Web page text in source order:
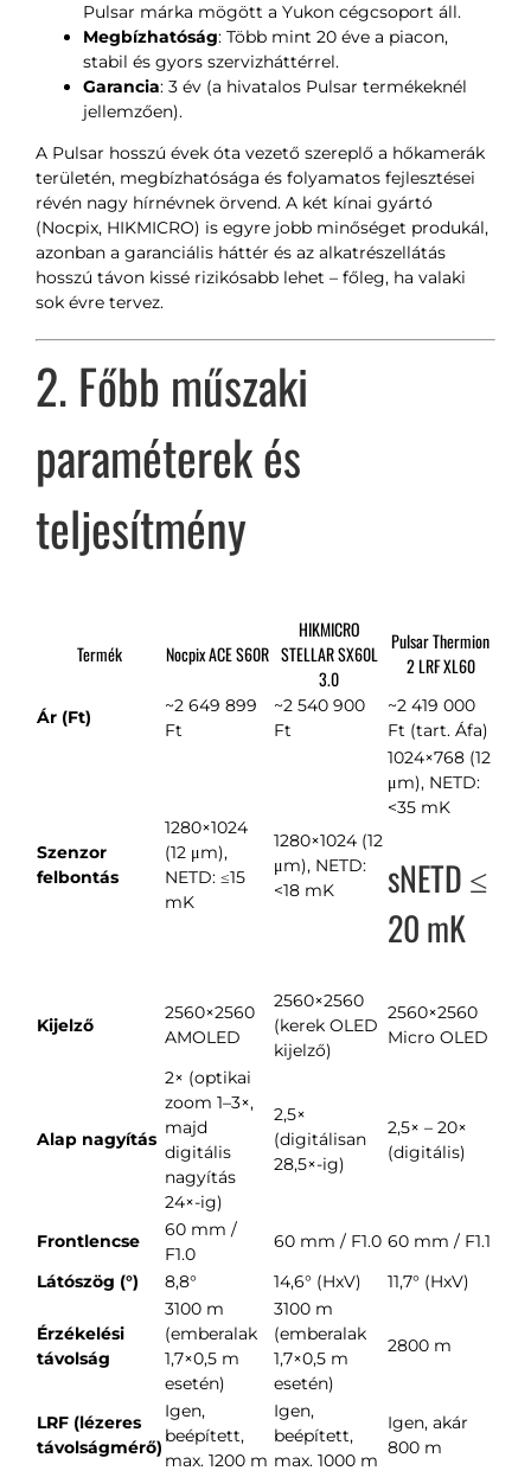
Pulsar márka mögött a Yukon cégcsoport áll.
Megbízhatóság: Több mint 20 éve a piacon,
stabil és gyors szervizháttérrel.
Garancia: 3 év (a hivatalos Pulsar termékeknél
jellemzően).
A Pulsar hosszú évek óta vezető szereplő a hőkamerák
területén, megbízhatósága és folyamatos fejlesztései
révén nagy hírnévnek örvend. A két kínai gyártó
(Nocpix, HIKMICRO) is egyre jobb minőséget produkál,
azonban a garanciális háttér és az alkatrészellátás
hosszú távon kissé rizikósabb lehet – főleg, ha valaki
sok évre tervez.
2. Főbb műszaki
paraméterek és
teljesítmény
Termék Nocpix ACE S60R
HIKMICRO
STELLAR SX60L
3.0
Pulsar Thermion
2 LRF XL60
Ár (Ft)
~2 649 899
Ft
~2 540 900
Ft
~2 419 000
Ft (tart. Áfa)
Szenzor
felbontás
1280×1024
(12 μm),
NETD: ≤15
mK
1280×1024 (12
μm), NETD:
<18 mK
1024×768 (12
μm), NETD:
<35 mK
sNETD ≤
20 mK
Kijelző
2560×2560
AMOLED
2560×2560
(kerek OLED
kijelző)
2560×2560
Micro OLED
Alap nagyítás
2× (optikai
zoom 1–3×,
majd
digitális
nagyítás
24×-ig)
2,5×
(digitálisan
28,5×-ig)
2,5× – 20×
(digitális)
Frontlencse
60 mm /
F1.0
60 mm / F1.0 60 mm / F1.1
Látószög (°)
8,8° 14,6° (HxV) 11,7° (HxV)
Érzékelési
távolság
3100 m
(emberalak
1,7×0,5 m
esetén)
3100 m
(emberalak
1,7×0,5 m
esetén)
2800 m
LRF (lézeres
távolságmérő)
Igen,
beépített,
max. 1200 m
Igen,
beépített,
max. 1000 m
Igen, akár
800 m